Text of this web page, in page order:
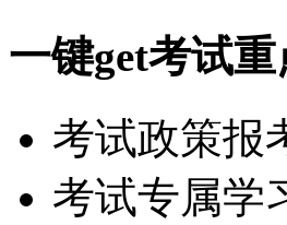
一键get考试重
考试政策报
考试专属学